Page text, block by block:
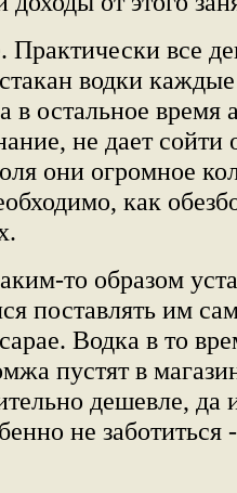
Практически все
водки
в остальное время
не дает сойти
они огромное
как
то образом
поставлять им
Водка в то
пустят в
дешевле, да
не заботиться